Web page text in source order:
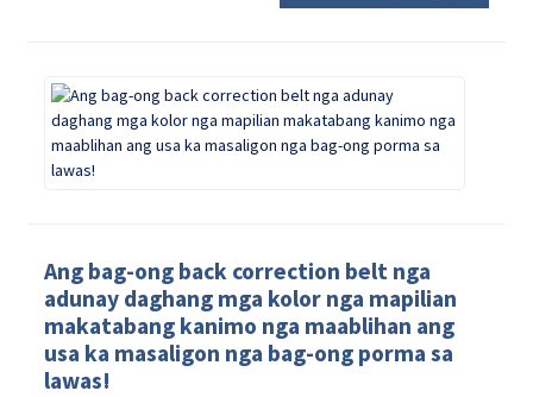
Ang bag-ong back correction belt nga
adunay daghang mga kolor nga mapilian
makatabang kanimo nga maablihan ang
usa ka masaligon nga bag-ong porma sa
lawas!